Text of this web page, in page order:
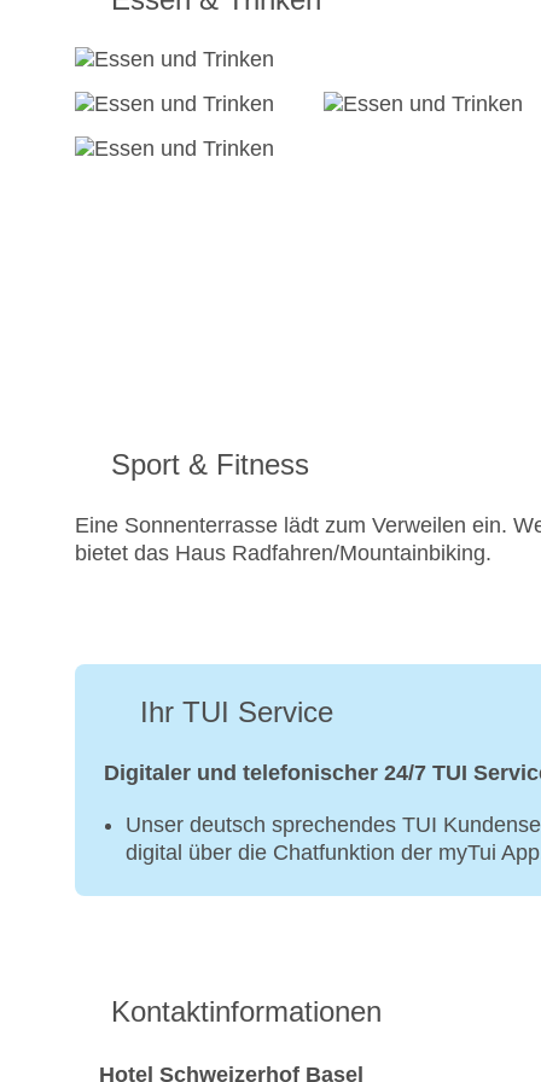
Sport & Fitness
Eine Sonnenterrasse lädt zum Verweilen ein.
bietet das Haus Radfahren/Mountainbiking.
Ihr TUI Service
Digitaler und telefonischer 24/7 TUI
Unser deutsch sprechendes TUI
digital über die Chatfunktion der myTui
Kontaktinformationen
Hotel Schweizerhof Basel